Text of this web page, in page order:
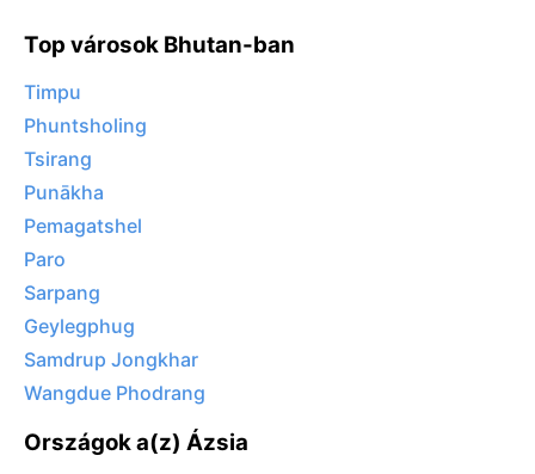
Top városok Bhutan-ban
Timpu
Phuntsholing
Tsirang
Punākha
Pemagatshel
Paro
Sarpang
Geylegphug
Samdrup Jongkhar
Wangdue Phodrang
Országok a(z) Ázsia